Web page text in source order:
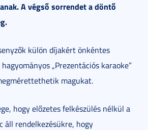
A végső sorrendet a döntő
külön díjakért önkéntes
„Prezentációs karaoke”
magukat.
hogy előzetes felkészülés nélkül a
áll rendelkezésükre, hogy